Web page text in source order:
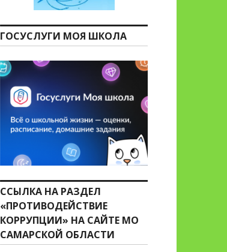
ГОСУСЛУГИ МОЯ ШКОЛА
ССЫЛКА НА РАЗДЕЛ
«ПРОТИВОДЕЙСТВИЕ
КОРРУПЦИИ» НА САЙТЕ МО
САМАРСКОЙ ОБЛАСТИ